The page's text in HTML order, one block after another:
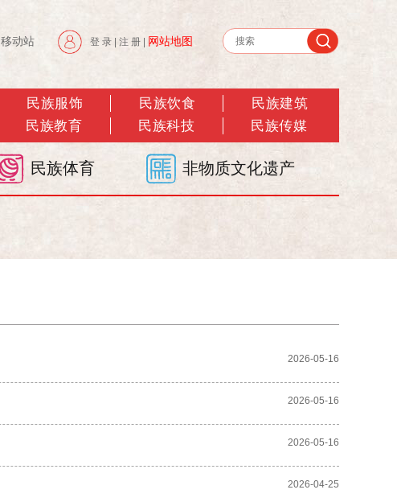
移动站 登 录 注 册 网站地图
民族服饰 民族饮食
民族建筑
民族教育 民族科技 民族传媒
民族体育 非物质文化遗产
2026-05-16
2026-05-16
2026-05-16
2026-04-25